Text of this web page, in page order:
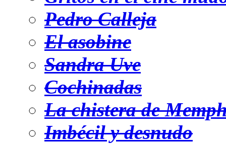
Pedro Calleja
El asobine
Sandra Uve
Cochinadas
La chistera de
Imbécil y desnudo